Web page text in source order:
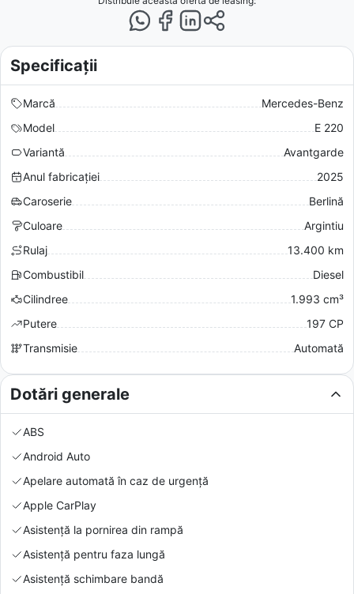
Specificații
Marcă
Mercedes-Benz
Model
E 220
Variantă
Avantgarde
Anul fabricației
2025
Caroserie
Berlină
Culoare
Argintiu
Rulaj
13.400 km
Combustibil
Diesel
Cilindree
1.993 cm³
Putere
197 CP
Transmisie
Automată
Dotări generale
ABS
Android Auto
Apelare automată în caz de urgență
Apple CarPlay
Asistență la pornirea din rampă
Asistență pentru faza lungă
Asistență schimbare bandă